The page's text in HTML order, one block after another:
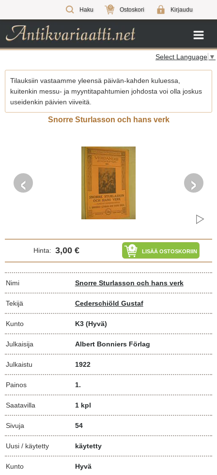
Haku 0 Ostoskori Kirjaudu
Select Language ▼
Tilauksiin vastaamme yleensä päivän-kahden kuluessa,
kuitenkin messu- ja myyntitapahtumien johdosta voi olla joskus
useidenkin päivien viiveitä.
Snorre Sturlasson och hans verk
‹ ›
Hinta: 3,00 € LISÄÄ OSTOSKORIIN
Nimi Snorre Sturlasson och hans verk
Tekijä Cederschiöld Gustaf
Kunto K3 (Hyvä)
Julkaisija Albert Bonniers Förlag
Julkaistu 1922
Painos 1.
Saatavilla 1 kpl
Sivuja 54
Uusi / käytetty käytetty
Kunto Hyvä